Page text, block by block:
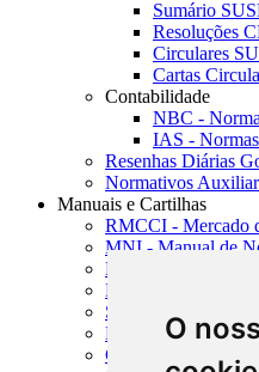
O
Sumário
Resoluções
Circulares
Cartas
Contabilidade
NBC -
IAS -
Resenhas Diárias
Normativos
Manuais e Cartilhas
RMCCI - Mercado
MNI - Manual de
MTVM - Manual de
MCR - Manual de
SISORF - Manual
MASUP - Manual
CADOC - Catálogo